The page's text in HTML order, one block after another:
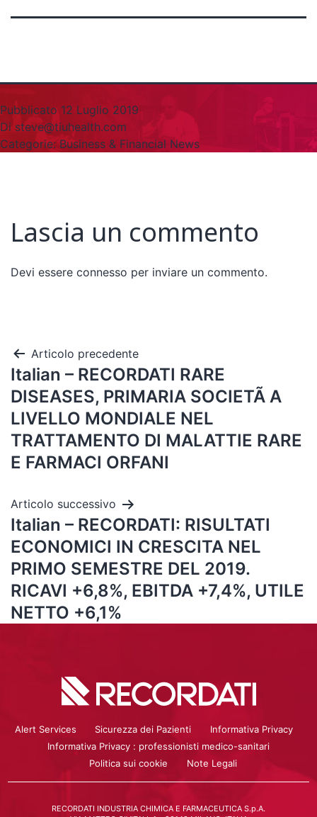
Pubblicato 12 Luglio 2019
Di steve@tiuhealth.com
Categorie:Business & Financial News
Lascia un commento
Devi essere connesso per inviare un commento.
Articolo precedente
Italian – RECORDATI RARE
DISEASES, PRIMARIA SOCIETÃ A
LIVELLO MONDIALE NEL
TRATTAMENTO DI MALATTIE RARE
E FARMACI ORFANI
Articolo successivo
Italian – RECORDATI: RISULTATI
ECONOMICI IN CRESCITA NEL
PRIMO SEMESTRE DEL 2019.
RICAVI +6,8%, EBITDA +7,4%, UTILE
NETTO +6,1%
Alert Services Sicurezza dei Pazienti
Informativa Privacy
Informativa Privacy : professionisti medico-sanitari
Politica sui cookie
Note Legali
RECORDATI INDUSTRIA CHIMICA E FARMACEUTICA S.p.A.